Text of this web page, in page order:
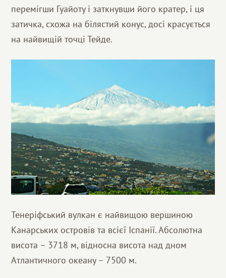
перемігши Гуайоту і заткнувши його кратер, і ця
затичка, схожа на білястий конус, досі красується
на найвищій точці Тейде.
Тенеріфський вулкан є найвищою вершиною
Канарських островів та всієї Іспанії. Абсолютна
висота – 3718 м, відносна висота над дном
Атлантичного океану – 7500 м.